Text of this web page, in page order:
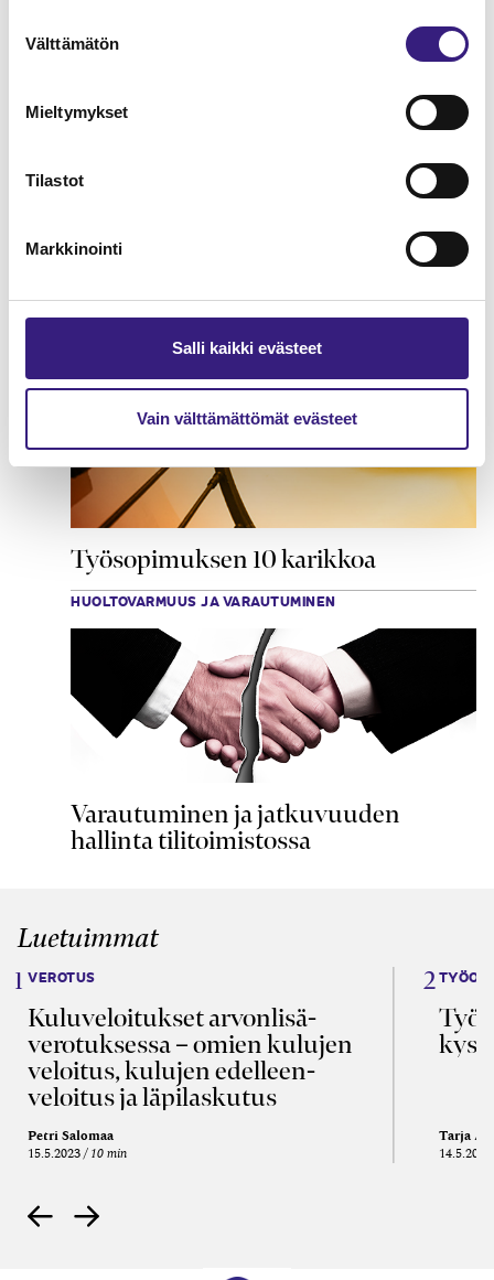
valinta
Välttämätön
Mieltymykset
Tilastot
Markkinointi
Salli kaikki evästeet
Vain välttämättömät evästeet
ennakkoperinnässä
Työsopimuksen 10 karikkoa
HUOLTOVARMUUS JA VARAUTUMINEN
Varautuminen ja jatkuvuuden
hallinta tilitoimistossa
Luetuimmat
VEROTUS
Kulu­veloitukset arvon­lisä­
verotuksessa – omien kulujen
veloitus, kulujen edelleen­
veloitus ja läpi­laskutus
Petri Salomaa
15.5.2023 10 min
Tarja
14.5.2021